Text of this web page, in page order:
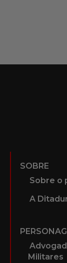
SOBRE
Sobre o
A
Militares